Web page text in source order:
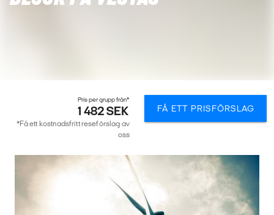
Pris per grupp från*
1 482 SEK
*Få ett kostnadsfritt reseförslag av
oss
FÅ ETT PRISFÖRSLAG